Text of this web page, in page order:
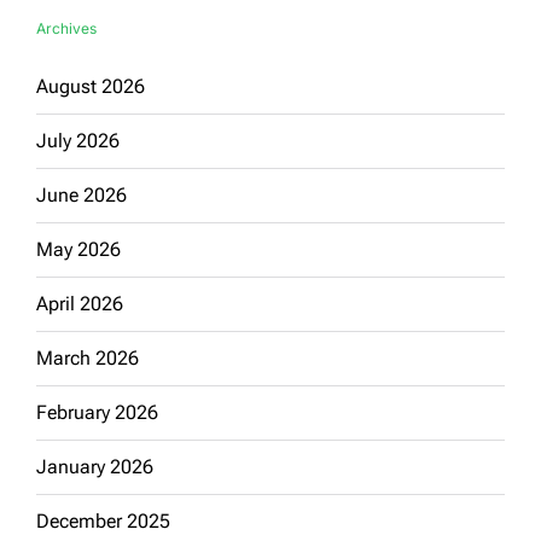
Archives
August 2026
July 2026
June 2026
May 2026
April 2026
March 2026
February 2026
January 2026
December 2025